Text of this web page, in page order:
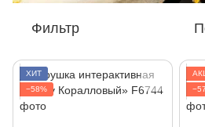
Фильтр
ХИТ
−58%